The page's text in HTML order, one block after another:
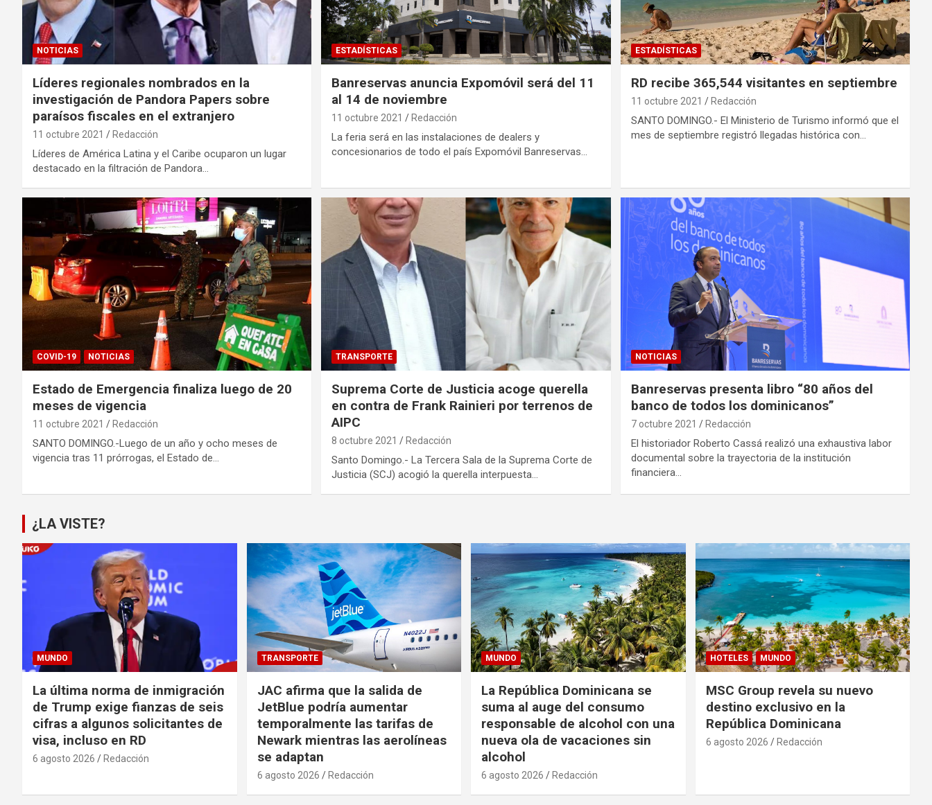
NOTICIAS
Líderes regionales nombrados en la
investigación de Pandora Papers sobre
paraísos fiscales en el extranjero
11 octubre 2021 Redacción
Líderes de América Latina y el Caribe ocuparon un lugar
destacado en la filtración de Pandora…
ESTADÍSTICAS
Banreservas anuncia Expomóvil será del 11
al 14 de noviembre
11 octubre 2021 Redacción
La feria será en las instalaciones de dealers y
concesionarios de todo el país Expomóvil Banreservas…
ESTADÍSTICAS
RD recibe 365,544 visitantes en septiembre
11 octubre 2021 Redacción
SANTO DOMINGO.- El Ministerio de Turismo informó que el
mes de septiembre registró llegadas histórica con…
COVID-19 NOTICIAS
Estado de Emergencia finaliza luego de 20
meses de vigencia
11 octubre 2021 Redacción
SANTO DOMINGO.-Luego de un año y ocho meses de
vigencia tras 11 prórrogas, el Estado de…
TRANSPORTE
Suprema Corte de Justicia acoge querella
en contra de Frank Rainieri por terrenos de
AIPC
8 octubre 2021 Redacción
Santo Domingo.- La Tercera Sala de la Suprema Corte de
Justicia (SCJ) acogió la querella interpuesta…
NOTICIAS
Banreservas presenta libro “80 años del
banco de todos los dominicanos”
7 octubre 2021 Redacción
El historiador Roberto Cassá realizó una exhaustiva labor
documental sobre la trayectoria de la institución
financiera…
¿LA VISTE?
MUNDO
La última norma de inmigración
de Trump exige fianzas de seis
cifras a algunos solicitantes de
visa, incluso en RD
6 agosto 2026 Redacción
TRANSPORTE
JAC afirma que la salida de
JetBlue podría aumentar
temporalmente las tarifas de
Newark mientras las aerolíneas
se adaptan
6 agosto 2026 Redacción
MUNDO
La República Dominicana se
suma al auge del consumo
responsable de alcohol con una
nueva ola de vacaciones sin
alcohol
6 agosto 2026 Redacción
HOTELES MUNDO
MSC Group revela su nuevo
destino exclusivo en la
República Dominicana
6 agosto 2026 Redacción